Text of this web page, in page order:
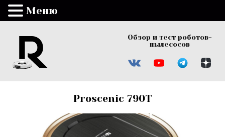
Обзор и тест роботов-
пылесосов
Proscenic 790T
Меню